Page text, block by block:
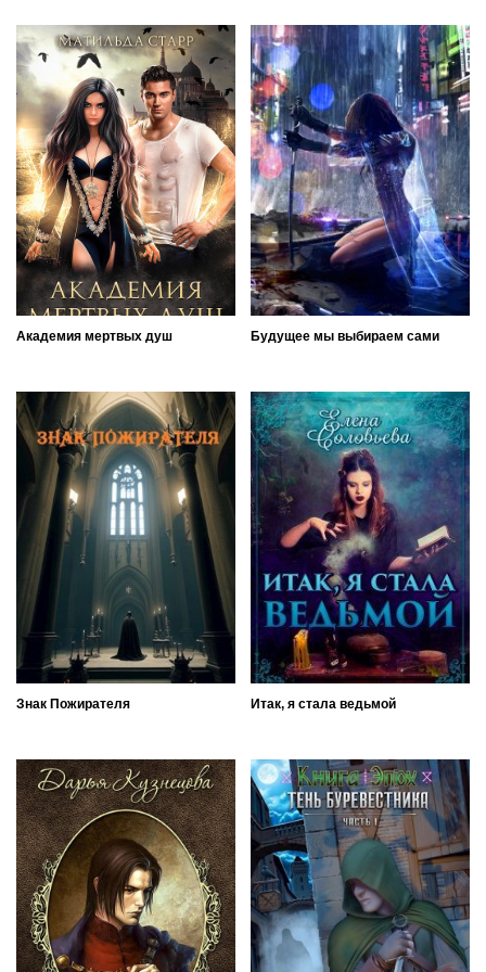
Академия мертвых душ Будущее мы выбираем сами
Знак Пожирателя Итак, я стала ведьмой